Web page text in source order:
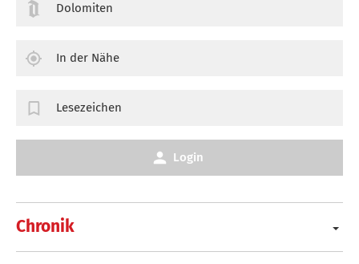
Chronik
Dolomiten
In der Nähe
Lesezeichen
Login